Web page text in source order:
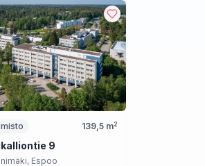
139,5 m2
9
Espoo